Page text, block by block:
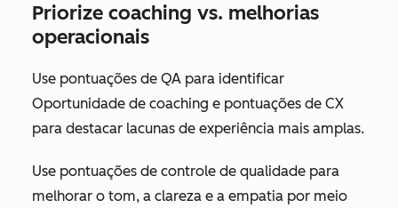
Priorize coaching vs. melhorias
operacionais
Use pontuações de QA para identificar
Oportunidade de coaching e pontuações de CX
para destacar lacunas de experiência mais amplas.
Use pontuações de controle de qualidade para
melhorar o tom, a clareza e a empatia por meio